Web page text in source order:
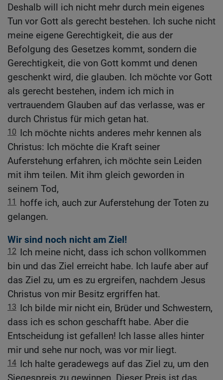
Deshalb will ich nicht mehr durch mein eigenes
Tun vor Gott als gerecht bestehen. Ich suche nicht
meine eigene Gerechtigkeit, die aus der
Befolgung des Gesetzes kommt, sondern die
Gerechtigkeit, die von Gott kommt und denen
geschenkt wird, die glauben. Ich möchte vor Gott
als gerecht bestehen, indem ich mich in
vertrauendem Glauben auf das verlasse, was er
durch Christus für mich getan hat.
10 Ich möchte nichts anderes mehr kennen als
Christus: Ich möchte die Kraft seiner
Auferstehung erfahren, ich möchte sein Leiden
mit ihm teilen. Mit ihm gleich geworden in
seinem Tod,
11
hoffe ich, auch zur Auferstehung der Toten zu
gelangen.
Wir sind noch nicht am Ziel!
12 Ich meine nicht, dass ich schon vollkommen
bin und das Ziel erreicht habe. Ich laufe aber auf
das Ziel zu, um es zu ergreifen, nachdem Jesus
Christus von mir Besitz ergriffen hat.
13 Ich bilde mir nicht ein, Brüder und Schwestern,
dass ich es schon geschafft habe. Aber die
Entscheidung ist gefallen! Ich lasse alles hinter
mir und sehe nur noch, was vor mir liegt.
14 Ich halte geradewegs auf das Ziel zu, um den
Siegespreis zu gewinnen. Dieser Preis ist das